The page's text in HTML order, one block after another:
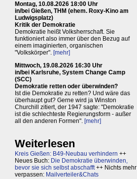
Montag, 10.08.2026 18:00 Uhr
in/bei Gießen, THM (ehem. Roxy-Kino am
Ludwigsplatz)
Kritik der Demokratie
Demokratie heißt Volksherrschaft. Sie
funktioniert also immer über den Bezug auf
einem imaginierten, organischen
"Volkskörper". [mehr]
Mittwoch, 19.08.2026 16:30 Uhr
in/bei Karlsruhe, System Change Camp
(SCC)
Demokratie retten oder überwinden?
Ist die Demokratie zu retten? Und wäre das
überhaupt gut? Gerne wird ja Winston
Churchill zitiert, der 1947 sagte: "Demokratie
ist die schlechteste Regierungsform - außer
all den anderen Formen". [mehr]
Weiterlesen
Kreis Gießen: B49-Neubau verhindern ++
Neues Buch: Die Demokratie überwinden,
bevor sie sich selbst abschafft++ Nichts mehr
verpassen: Mailverteiler&Chats